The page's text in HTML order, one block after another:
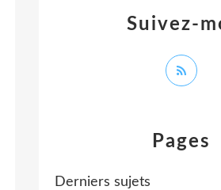
Pages
Derniers sujets
Suivez-